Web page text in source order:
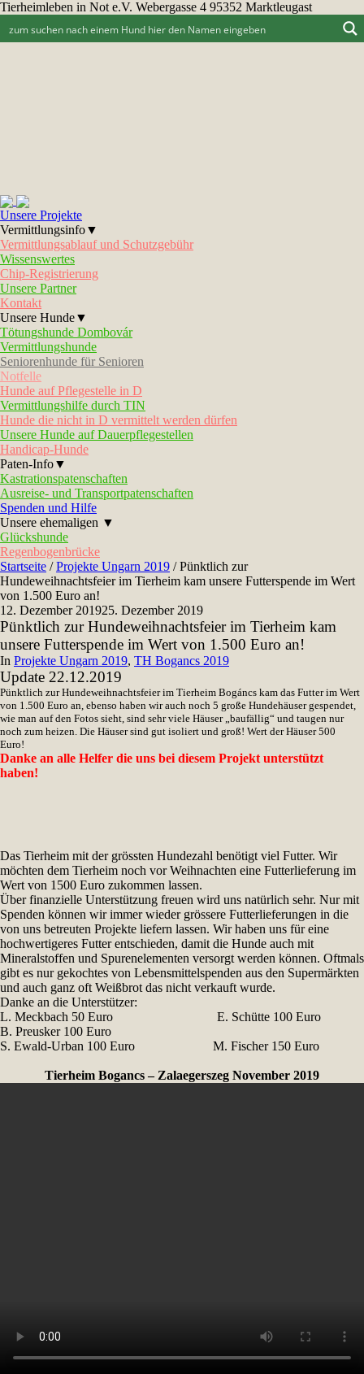
Tierheimleben in Not e.V. Webergasse 4 95352 Marktleugast
Unsere Projekte
Vermittlungsinfo▼
Vermittlungsablauf und Schutzgebühr
Wissenswertes
Chip-Registrierung
Unsere Partner
Kontakt
Unsere Hunde▼
Tötungshunde Dombovár
Vermittlungshunde
Seniorenhunde für Senioren
Notfelle
Hunde auf Pflegestelle in D
Vermittlungshilfe durch TIN
Hunde die nicht in D vermittelt werden dürfen
Unsere Hunde auf Dauerpflegestellen
Handicap-Hunde
Paten-Info▼
Kastrationspatenschaften
Ausreise- und Transportpatenschaften
Spenden und Hilfe
Unsere ehemaligen ▼
Glückshunde
Regenbogenbrücke
Startseite /Projekte Ungarn 2019 /Pünktlich zur
Hundeweihnachtsfeier im Tierheim kam unsere Futterspende im Wert
von 1.500 Euro an!
12. Dezember 201925. Dezember 2019
Pünktlich zur Hundeweihnachtsfeier im Tierheim kam
unsere Futterspende im Wert von 1.500 Euro an!
In Projekte Ungarn 2019, TH Bogancs 2019
Update 22.12.2019
Pünktlich zur Hundeweihnachtsfeier im Tierheim Bogáncs kam das Futter im Wert
von 1.500 Euro an, ebenso haben wir auch noch 5 große Hundehäuser gespendet,
wie man auf den Fotos sieht, sind sehr viele Häuser „baufällig“ und taugen nur
noch zum heizen. Die Häuser sind gut isoliert und groß! Wert der Häuser 500
Euro!
Danke an alle Helfer die uns bei diesem Projekt unterstützt
haben!
Das Tierheim mit der grössten Hundezahl benötigt viel Futter. Wir
möchten dem Tierheim noch vor Weihnachten eine Futterlieferung im
Wert von 1500 Euro zukommen lassen.
Über finanzielle Unterstützung freuen wird uns natürlich sehr. Nur mit
Spenden können wir immer wieder grössere Futterlieferungen in die
von uns betreuten Projekte liefern lassen. Wir haben uns für eine
hochwertigeres Futter entschieden, damit die Hunde auch mit
Mineralstoffen und Spurenelementen versorgt werden können. Oftmals
gibt es nur gekochtes von Lebensmittelspenden aus den Supermärkten
und auch ganz oft Weißbrot das nicht verkauft wurde.
Danke an die Unterstützer:
L. Meckbach 50 Euro E. Schütte 100 Euro
B. Preusker 100 Euro
S. Ewald-Urban 100 Euro M. Fischer 150 Euro
Tierheim Bogancs – Zalaegerszeg November 2019